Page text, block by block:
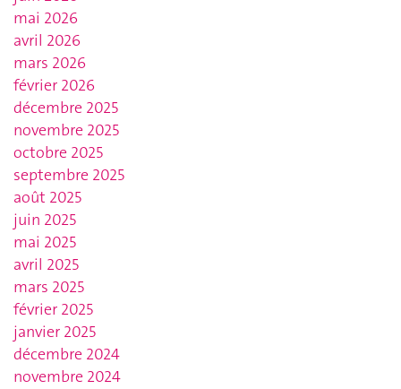
mai 2026
avril 2026
mars 2026
février 2026
décembre 2025
novembre 2025
octobre 2025
septembre 2025
août 2025
juin 2025
mai 2025
avril 2025
mars 2025
février 2025
janvier 2025
décembre 2024
novembre 2024